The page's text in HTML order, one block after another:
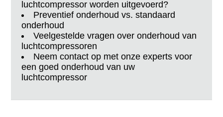
luchtcompressor worden uitgevoerd?
Preventief onderhoud vs. standaard
onderhoud
Veelgestelde vragen over onderhoud van
luchtcompressoren
Neem contact op met onze experts voor
een goed onderhoud van uw
luchtcompressor